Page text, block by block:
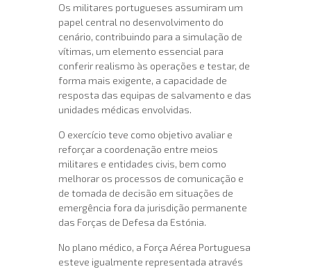
Os militares portugueses assumiram um
papel central no desenvolvimento do
cenário, contribuindo para a simulação de
vítimas, um elemento essencial para
conferir realismo às operações e testar, de
forma mais exigente, a capacidade de
resposta das equipas de salvamento e das
unidades médicas envolvidas.
O exercício teve como objetivo avaliar e
reforçar a coordenação entre meios
militares e entidades civis, bem como
melhorar os processos de comunicação e
de tomada de decisão em situações de
emergência fora da jurisdição permanente
das Forças de Defesa da Estónia.
No plano médico, a Força Aérea Portuguesa
esteve igualmente representada através